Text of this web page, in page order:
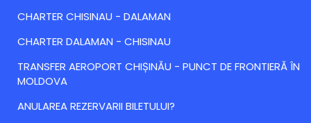
CHARTER CHISINAU - DALAMAN
CHARTER DALAMAN - CHISINAU
TRANSFER AEROPORT CHIȘINĂU - PUNCT DE FRONTIERĂ ÎN
MOLDOVA
ANULAREA REZERVARII BILETULUI?